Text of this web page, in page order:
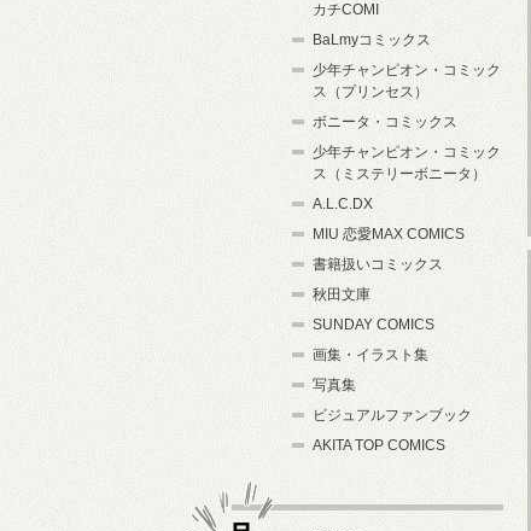
カチCOMI
BaLmyコミックス
少年チャンピオン・コミック
ス（プリンセス）
ボニータ・コミックス
少年チャンピオン・コミック
ス（ミステリーボニータ）
A.L.C.DX
MIU 恋愛MAX COMICS
書籍扱いコミックス
秋田文庫
SUNDAY COMICS
画集・イラスト集
写真集
ビジュアルファンブック
AKITA TOP COMICS